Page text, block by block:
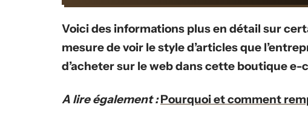
Voici des informations plus en détail sur
mesure de voir le style d’articles que
d’acheter sur le web dans cette boutique e-
A lire également : Pourquoi et comment